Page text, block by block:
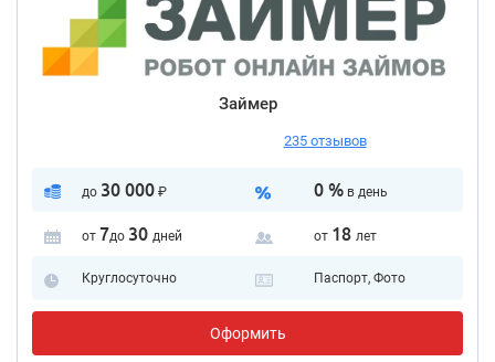
Займер
235 отзывов
до 30 000₽ 0 %в день
от 7до 30 дней от 18 лет
Круглосуточно Паспорт, Фото
Оформить